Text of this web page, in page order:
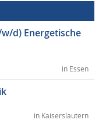
d) Energetische
in Essen
in Kaiserslautern